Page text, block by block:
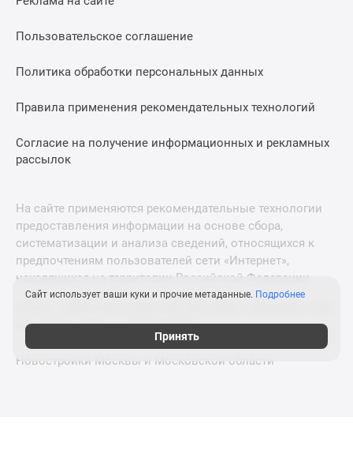
Пользовательское соглашение
Политика обработки персональных данных
Правила применения рекомендательных технологий
Согласие на получение информационных и рекламных
рассылок
На сайте применяются рекомендательные технологии
предоставления информации на основе сбора,
систематизации и анализа сведений, относящихся к
предпочтениям пользователей сети «Интернет»,
находящихся на территории Российской Федерации.
что нужно знать о новостройках
Новостройки Москвы и Московской области
Сайт использует ваши куки и прочие метаданные. Подробнее
Принять